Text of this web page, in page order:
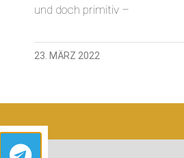
und doch primitiv –
23. MÄRZ 2022